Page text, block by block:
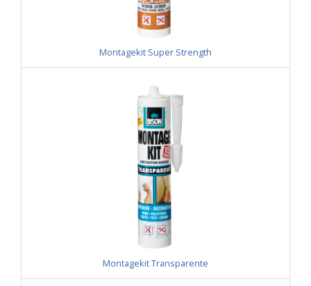
Montagekit Super Strength
Montagekit Transparente